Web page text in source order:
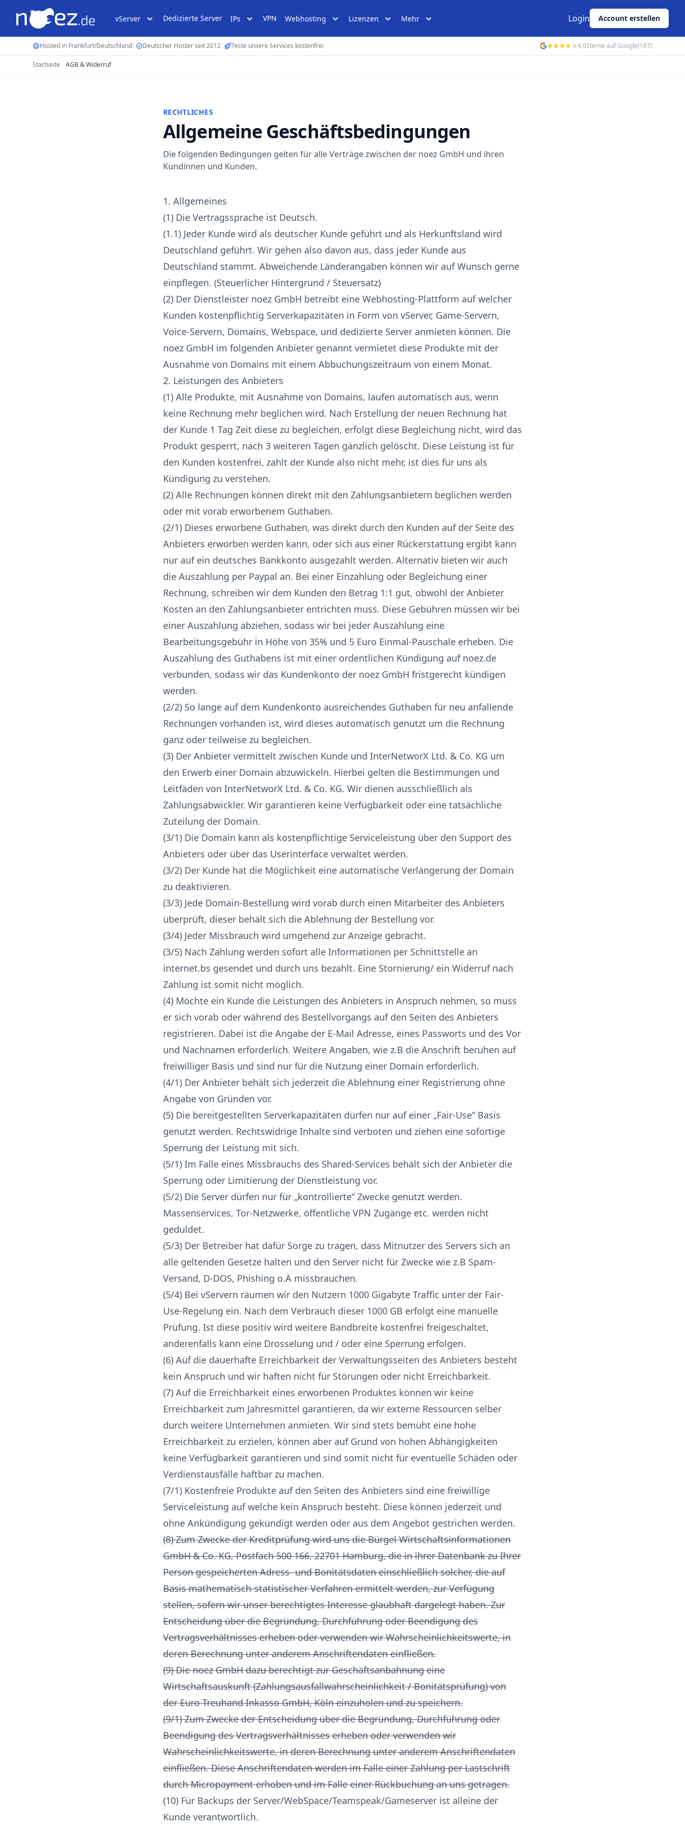
vServer Dedizierte Server IPs VPN Webhosting Lizenzen Mehr Login Account erstellen
Hosted in Frankfurt/Deutschland| Deutscher Hoster seit 2012| Teste unsere Services kostenfrei 4,0Sterne auf Google(187)
Startseite AGB & Widerruf
RECHTLICHES
Allgemeine Geschäftsbedingungen
Die folgenden Bedingungen gelten für alle Verträge zwischen der noez GmbH und ihren
Kundinnen und Kunden.
1. Allgemeines
(1) Die Vertragssprache ist Deutsch.
(1.1) Jeder Kunde wird als deutscher Kunde geführt und als Herkunftsland wird
Deutschland geführt. Wir gehen also davon aus, dass jeder Kunde aus
Deutschland stammt. Abweichende Länderangaben können wir auf Wunsch gerne
einpflegen. (Steuerlicher Hintergrund / Steuersatz)
(2) Der Dienstleister noez GmbH betreibt eine Webhosting-Plattform auf welcher
Kunden kostenpflichtig Serverkapazitäten in Form von vServer, Game-Servern,
Voice-Servern, Domains, Webspace, und dedizierte Server anmieten können. Die
noez GmbH im folgenden Anbieter genannt vermietet diese Produkte mit der
Ausnahme von Domains mit einem Abbuchungszeitraum von einem Monat.
2. Leistungen des Anbieters
(1) Alle Produkte, mit Ausnahme von Domains, laufen automatisch aus, wenn
keine Rechnung mehr beglichen wird. Nach Erstellung der neuen Rechnung hat
der Kunde 1 Tag Zeit diese zu begleichen, erfolgt diese Begleichung nicht, wird das
Produkt gesperrt, nach 3 weiteren Tagen gänzlich gelöscht. Diese Leistung ist für
den Kunden kostenfrei, zahlt der Kunde also nicht mehr, ist dies für uns als
Kündigung zu verstehen.
(2) Alle Rechnungen können direkt mit den Zahlungsanbietern beglichen werden
oder mit vorab erworbenem Guthaben.
(2/1) Dieses erworbene Guthaben, was direkt durch den Kunden auf der Seite des
Anbieters erworben werden kann, oder sich aus einer Rückerstattung ergibt kann
nur auf ein deutsches Bankkonto ausgezahlt werden. Alternativ bieten wir auch
die Auszahlung per Paypal an. Bei einer Einzahlung oder Begleichung einer
Rechnung, schreiben wir dem Kunden den Betrag 1:1 gut, obwohl der Anbieter
Kosten an den Zahlungsanbieter entrichten muss. Diese Gebühren müssen wir bei
einer Auszahlung abziehen, sodass wir bei jeder Auszahlung eine
Bearbeitungsgebühr in Höhe von 35% und 5 Euro Einmal-Pauschale erheben. Die
Auszahlung des Guthabens ist mit einer ordentlichen Kündigung auf noez.de
verbunden, sodass wir das Kundenkonto der noez GmbH fristgerecht kündigen
werden.
(2/2) So lange auf dem Kundenkonto ausreichendes Guthaben für neu anfallende
Rechnungen vorhanden ist, wird dieses automatisch genutzt um die Rechnung
ganz oder teilweise zu begleichen.
(3) Der Anbieter vermittelt zwischen Kunde und InterNetworX Ltd. & Co. KG um
den Erwerb einer Domain abzuwickeln. Hierbei gelten die Bestimmungen und
Leitfäden von InterNetworX Ltd. & Co. KG. Wir dienen ausschließlich als
Zahlungsabwickler. Wir garantieren keine Verfügbarkeit oder eine tatsächliche
Zuteilung der Domain.
(3/1) Die Domain kann als kostenpflichtige Serviceleistung über den Support des
Anbieters oder über das Userinterface verwaltet werden.
(3/2) Der Kunde hat die Möglichkeit eine automatische Verlängerung der Domain
zu deaktivieren.
(3/3) Jede Domain-Bestellung wird vorab durch einen Mitarbeiter des Anbieters
überprüft, dieser behält sich die Ablehnung der Bestellung vor.
(3/4) Jeder Missbrauch wird umgehend zur Anzeige gebracht.
(3/5) Nach Zahlung werden sofort alle Informationen per Schnittstelle an
internet.bs gesendet und durch uns bezahlt. Eine Stornierung/ ein Widerruf nach
Zahlung ist somit nicht möglich.
(4) Möchte ein Kunde die Leistungen des Anbieters in Anspruch nehmen, so muss
er sich vorab oder während des Bestellvorgangs auf den Seiten des Anbieters
registrieren. Dabei ist die Angabe der E-Mail Adresse, eines Passworts und des Vor
und Nachnamen erforderlich. Weitere Angaben, wie z.B die Anschrift beruhen auf
freiwilliger Basis und sind nur für die Nutzung einer Domain erforderlich.
(4/1) Der Anbieter behält sich jederzeit die Ablehnung einer Registrierung ohne
Angabe von Gründen vor.
(5) Die bereitgestellten Serverkapazitäten dürfen nur auf einer „Fair-Use“ Basis
genutzt werden. Rechtswidrige Inhalte sind verboten und ziehen eine sofortige
Sperrung der Leistung mit sich.
(5/1) Im Falle eines Missbrauchs des Shared-Services behält sich der Anbieter die
Sperrung oder Limitierung der Dienstleistung vor.
(5/2) Die Server dürfen nur für „kontrollierte“ Zwecke genutzt werden.
Massenservices, Tor-Netzwerke, öffentliche VPN Zugänge etc. werden nicht
geduldet.
(5/3) Der Betreiber hat dafür Sorge zu tragen, dass Mitnutzer des Servers sich an
alle geltenden Gesetze halten und den Server nicht für Zwecke wie z.B Spam-
Versand, D-DOS, Phishing o.Ä missbrauchen.
(5/4) Bei vServern räumen wir den Nutzern 1000 Gigabyte Traffic unter der Fair-
Use-Regelung ein. Nach dem Verbrauch dieser 1000 GB erfolgt eine manuelle
Prüfung. Ist diese positiv wird weitere Bandbreite kostenfrei freigeschaltet,
anderenfalls kann eine Drosselung und / oder eine Sperrung erfolgen.
(6) Auf die dauerhafte Erreichbarkeit der Verwaltungsseiten des Anbieters besteht
kein Anspruch und wir haften nicht für Störungen oder nicht Erreichbarkeit.
(7) Auf die Erreichbarkeit eines erworbenen Produktes können wir keine
Erreichbarkeit zum Jahresmittel garantieren, da wir externe Ressourcen selber
durch weitere Unternehmen anmieten. Wir sind stets bemüht eine hohe
Erreichbarkeit zu erzielen, können aber auf Grund von hohen Abhängigkeiten
keine Verfügbarkeit garantieren und sind somit nicht für eventuelle Schäden oder
Verdienstausfälle haftbar zu machen.
(7/1) Kostenfreie Produkte auf den Seiten des Anbieters sind eine freiwillige
Serviceleistung auf welche kein Anspruch besteht. Diese können jederzeit und
ohne Ankündigung gekündigt werden oder aus dem Angebot gestrichen werden.
(8) Zum Zwecke der Kreditprüfung wird uns die Bürgel Wirtschaftsinformationen
GmbH & Co. KG, Postfach 500 166, 22701 Hamburg, die in ihrer Datenbank zu Ihrer
Person gespeicherten Adress- und Bonitätsdaten einschließlich solcher, die auf
Basis mathematisch-statistischer Verfahren ermittelt werden, zur Verfügung
stellen, sofern wir unser berechtigtes Interesse glaubhaft dargelegt haben. Zur
Entscheidung über die Begründung, Durchführung oder Beendigung des
Vertragsverhältnisses erheben oder verwenden wir Wahrscheinlichkeitswerte, in
deren Berechnung unter anderem Anschriftendaten einfließen.
(9) Die noez GmbH dazu berechtigt zur Geschäftsanbahnung eine
Wirtschaftsauskunft (Zahlungsausfallwahrscheinlichkeit / Bonitätsprüfung) von
der Euro Treuhand Inkasso GmbH, Köln einzuholen und zu speichern.
(9/1) Zum Zwecke der Entscheidung über die Begründung, Durchführung oder
Beendigung des Vertragsverhältnisses erheben oder verwenden wir
Wahrscheinlichkeitswerte, in deren Berechnung unter anderem Anschriftendaten
einfließen. Diese Anschriftendaten werden im Falle einer Zahlung per Lastschrift
durch Micropayment erhoben und im Falle einer Rückbuchung an uns getragen.
(10) Für Backups der Server/WebSpace/Teamspeak/Gameserver ist alleine der
Kunde verantwortlich.